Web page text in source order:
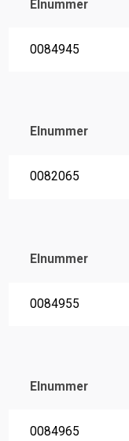
Elnummer
0084945
Elnummer
0082065
Elnummer
0084955
Elnummer
0084965